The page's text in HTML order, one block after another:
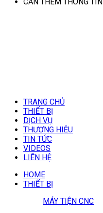
TRANG CHỦ
THIẾT BỊ
DỊCH VỤ
THƯƠNG HIỆU
TIN TỨC
VIDEOS
LIÊN HỆ
HOME
THIẾT BỊ
MÁY TIỆN CNC